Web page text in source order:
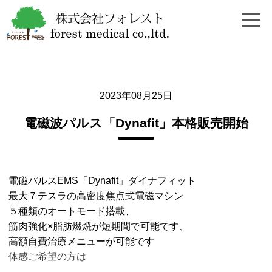
2023年08月25日
電磁波パルス「Dynafit」本格販売開始
電磁パルスEMS「Dynafit」ダイナフィット
最大７テスラの高密度焦点式電磁マシン
５種類のオートモード搭載、
筋肉強化×脂肪燃焼が短期間で可能です、
高額自費治療メニューが可能です
体感ご希望の方は